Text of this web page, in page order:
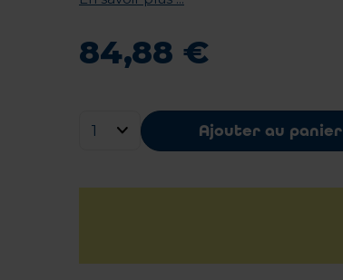
84,88 €
Ajouter au panier